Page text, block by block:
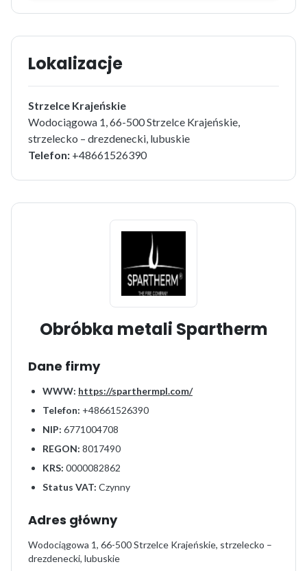
Lokalizacje
Strzelce Krajeńskie
Wodociągowa 1, 66-500 Strzelce Krajeńskie,
strzelecko – drezdenecki, lubuskie
Telefon: +48661526390
Obróbka metali Spartherm
Dane firmy
WWW: https://sparthermpl.com/
Telefon: +48661526390
NIP: 6771004708
REGON: 8017490
KRS: 0000082862
Status VAT: Czynny
Adres główny
Wodociągowa 1, 66-500 Strzelce Krajeńskie, strzelecko –
drezdenecki, lubuskie